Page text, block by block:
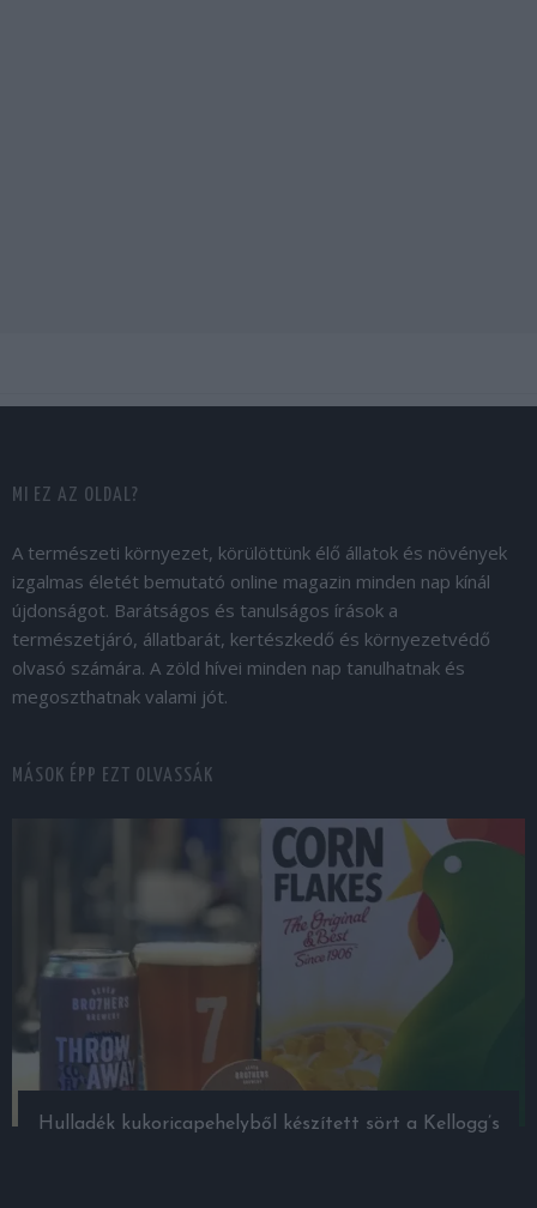
MI EZ AZ OLDAL?
A természeti környezet, körülöttünk élő állatok és növények
izgalmas életét bemutató online magazin minden nap kínál
újdonságot. Barátságos és tanulságos írások a
természetjáró, állatbarát, kertészkedő és környezetvédő
olvasó számára. A zöld hívei minden nap tanulhatnak és
megoszthatnak valami jót.
MÁSOK ÉPP EZT OLVASSÁK
Hulladék kukoricapehelyből készített sört a Kellogg’s